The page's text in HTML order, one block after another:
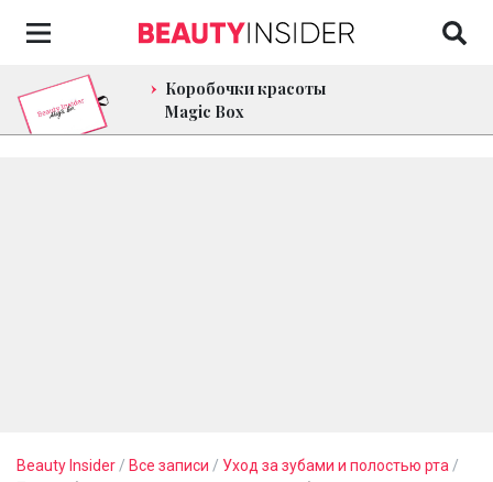
Коробочки красоты
Magic Box
Beauty Insider / Все записи / Уход за зубами и полостью рта /